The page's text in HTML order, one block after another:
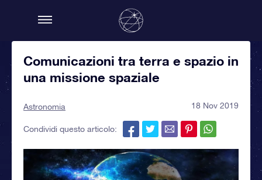
Comunicazioni tra terra e spazio in
una missione spaziale
Astronomia 18 Nov 2019
Condividi questo articolo: